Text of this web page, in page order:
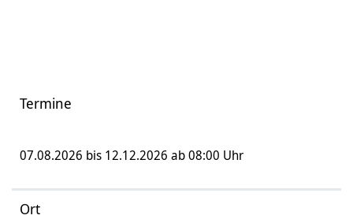
Termine
07.08.2026 bis 12.12.2026 ab 08:00 Uhr
Ort